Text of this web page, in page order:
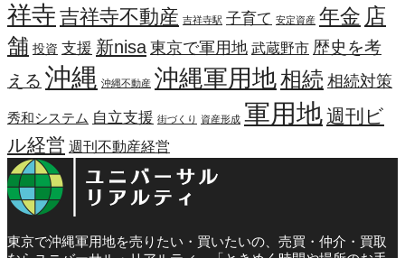
祥寺 吉祥寺不動産 吉祥寺駅 子育て 安定資産 年金 店
舗 投資 支援 新nisa 東京で軍用地 武蔵野市 歴史を考
える 沖縄 沖縄不動産 沖縄軍用地相続 相続対策
秀和システム 自立支援 街づくり 資産形成 軍用地週刊ビ
ル経営 週刊不動産経営
東京で沖縄軍用地を売りたい・買いたいの、売買・仲介・買取